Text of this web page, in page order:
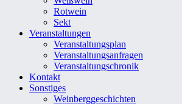
Rotwein
Sekt
Veranstaltungen
Veranstaltungsplan
Veranstaltungsanfragen
Veranstaltungschronik
Kontakt
Sonstiges
Weinberggeschichten